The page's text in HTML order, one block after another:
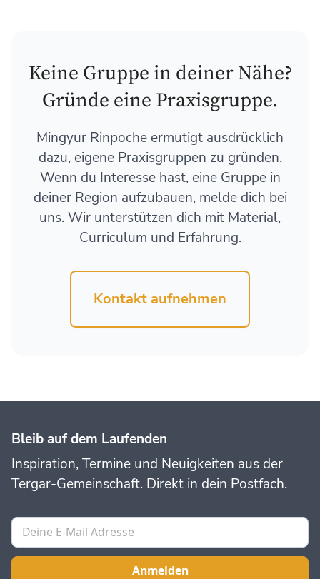
Keine Gruppe in deiner Nähe?
Gründe eine Praxisgruppe.
Mingyur Rinpoche ermutigt ausdrücklich
dazu, eigene Praxisgruppen zu gründen.
Wenn du Interesse hast, eine Gruppe in
deiner Region aufzubauen, melde dich bei
uns. Wir unterstützen dich mit Material,
Curriculum und Erfahrung.
Kontakt aufnehmen
Bleib auf dem Laufenden
Inspiration, Termine und Neuigkeiten aus der
Tergar-Gemeinschaft. Direkt in dein Postfach.